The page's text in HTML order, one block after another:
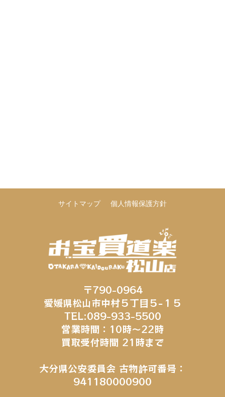
サイトマップ 個人情報保護方針
〒790-0964
愛媛県松山市中村５丁目５−１５
TEL:089-933-5500
営業時間：10時～22時
買取受付時間 21時まで
大分県公安委員会 古物許可番号：
941180000900